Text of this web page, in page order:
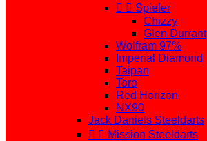
  Spieler
Chizzy
Glen Durrant
Wolfram 97%
Imperial Diamond
Taipan
Toro
Red Horizon
NX90
Jack Daniels Steeldarts
  Mission Steeldarts